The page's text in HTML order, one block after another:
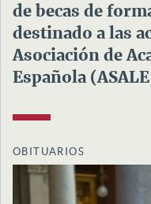
de becas de
destinado a las
Asociación de
Española
OBITUARIOS